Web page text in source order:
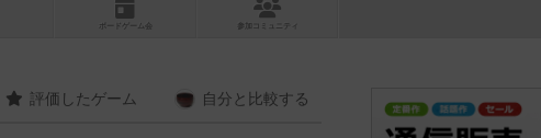
ボ ドゲ ーム コミュニティ
評価したゲーム 自分と 比較する